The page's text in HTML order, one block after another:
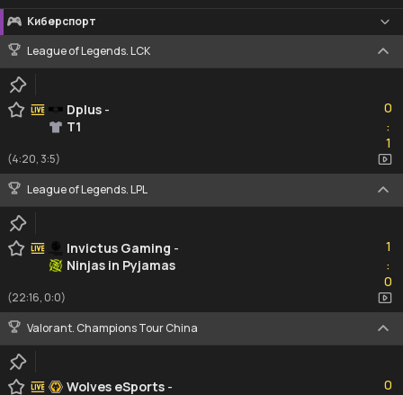
Киберспорт
League of Legends. LCK
Dplus -
T1
0
:1
1
(4:20, 3:5)
League of Legends. LPL
Invictus Gaming -
Ninjas in Pyjamas
1
:0
0
(22:16, 0:0)
Valorant. Champions Tour China
Wolves eSports -
0